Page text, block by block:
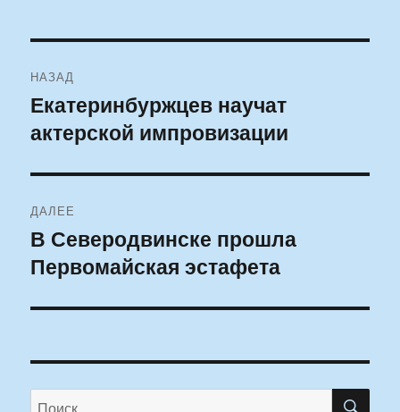
по
записям
НАЗАД
Предыдущая
запись:
Екатеринбуржцев научат
актерской импровизации
ДАЛЕЕ
Следующая
запись:
В Северодвинске прошла
Первомайская эстафета
Искать: